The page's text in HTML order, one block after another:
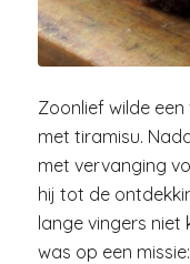
Zoonlief wilde
met tiramisu.
met vervanging
hij tot de
lange vingers niet
was op een